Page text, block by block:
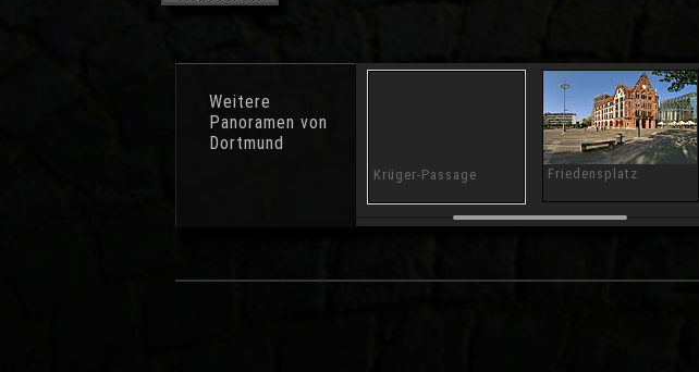
Weitere
Panoramen von
Dortmund
Krüger-Passage Friedensplatz